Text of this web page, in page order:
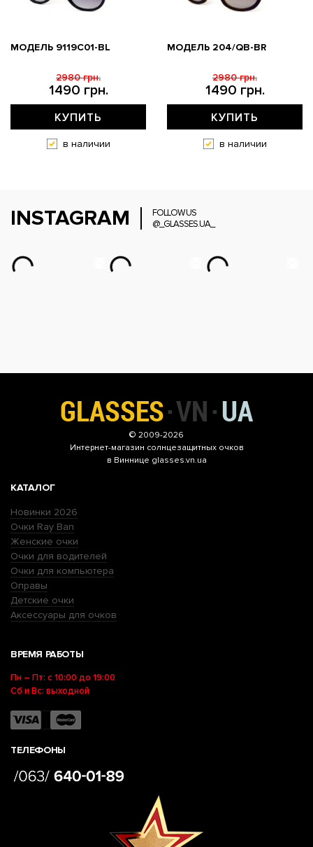
МОДЕЛЬ 9119С01-BL
1490 грн.
2980 грн.
КУПИТЬ
в наличии
МОДЕЛЬ 204/QB-BR
1490 грн.
2980 грн.
КУПИТЬ
в наличии
INSTAGRAM
FOLLOW US
@_GLASSES.UA_
© 2009-2026
Интернет-магазин солнцезащитных очков
в Виннице glasses.vn.ua
КАТАЛОГ
Новинки 2026
Очки Ray Ban
Женские очки
Очки для водителей
Очки для компьютера
Оправы
Детские очки
Аксессуары для очков
ВРЕМЯ РАБОТЫ
Пн – Пт: с 10:00 до 19:00
Сб и Вс: выходной
ТЕЛЕФОНЫ